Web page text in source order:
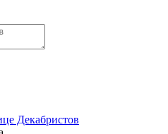
Декабристов